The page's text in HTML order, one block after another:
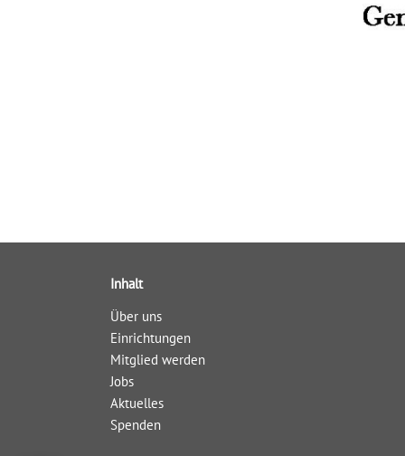
Inhalt
Über uns
Einrichtungen
Mitglied werden
Jobs
Aktuelles
Spenden